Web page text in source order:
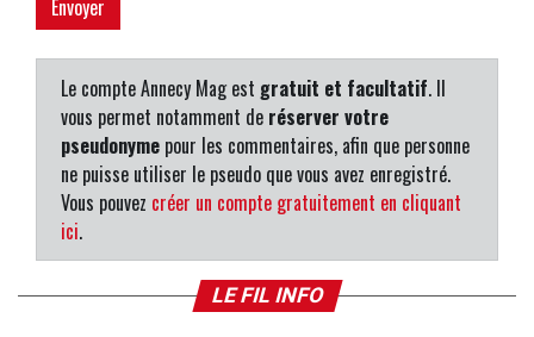
Le compte Annecy Mag est gratuit et facultatif. Il
vous permet notamment de réserver votre
pseudonyme pour les commentaires, afin que personne
ne puisse utiliser le pseudo que vous avez enregistré.
Vous pouvez créer un compte gratuitement en cliquant
ici.
LE FIL INFO